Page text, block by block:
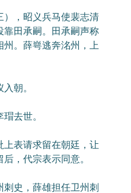
，昭义兵马使裴志清
靠田承嗣。田承嗣声称
。薛㟧逃奔洺州，上
朝。
去世。
表请求留在朝廷，让
，代宗表示同意。
史，薛雄担任卫州刺